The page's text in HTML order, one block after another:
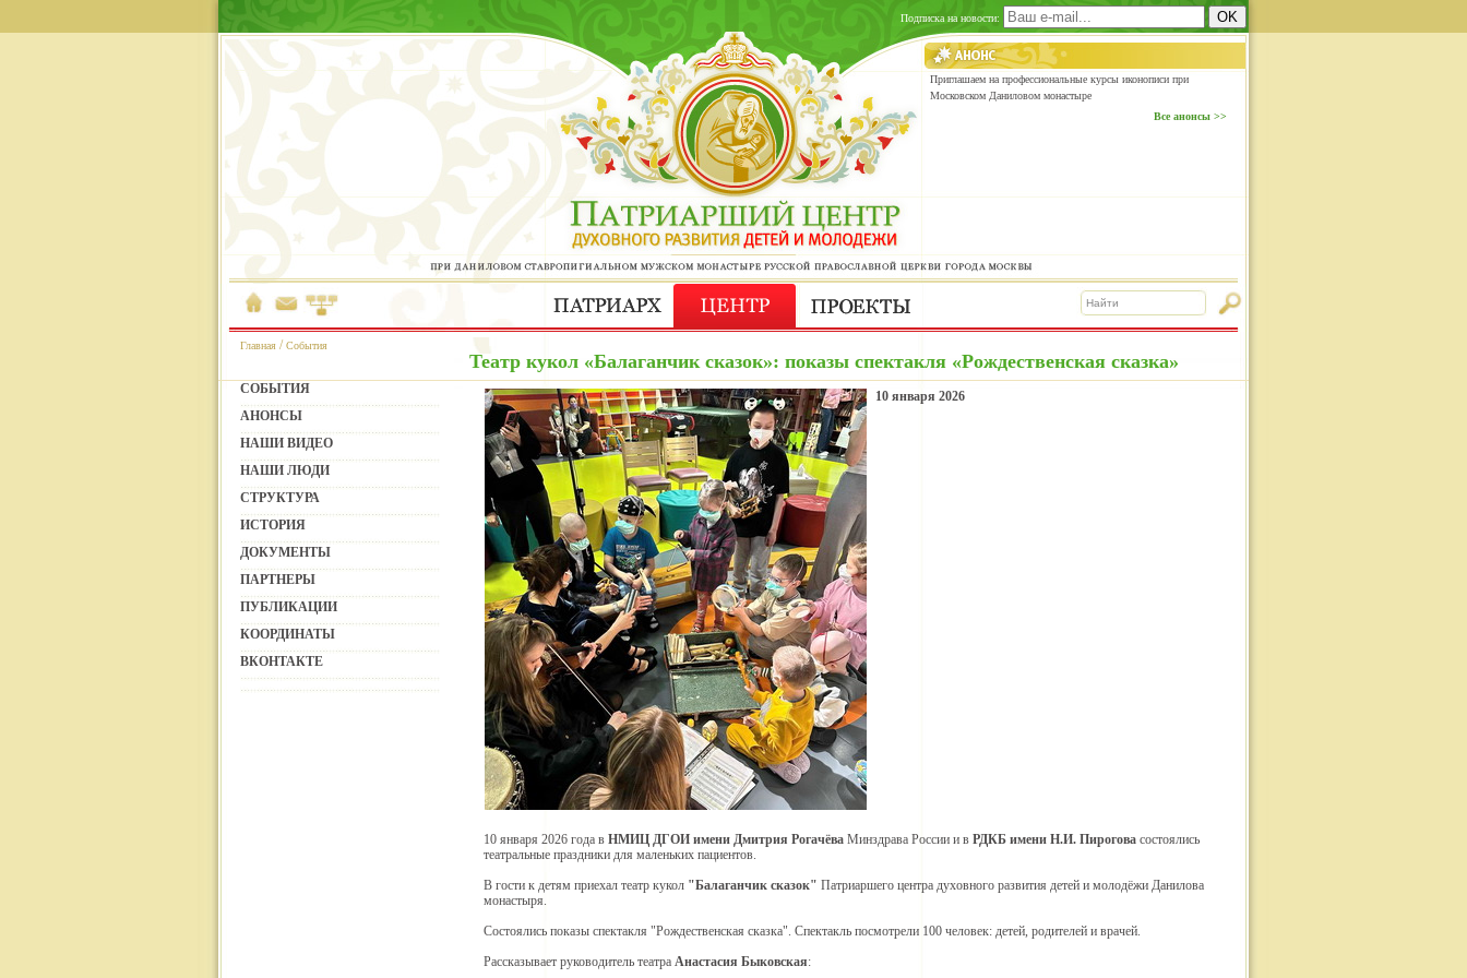
Подписка на новости:
Приглашаем на профессиональные курсы иконописи при
Московском Даниловом монастыре
Все анонсы >>
Главная /События
Театр кукол «Балаганчик сказок»: показы спектакля «Рождественская сказка»
СОБЫТИЯ
АНОНСЫ
НАШИ ВИДЕО
НАШИ ЛЮДИ
СТРУКТУРА
ИСТОРИЯ
ДОКУМЕНТЫ
ПАРТНЕРЫ
ПУБЛИКАЦИИ
КООРДИНАТЫ
ВКОНТАКТЕ
10 января 2026
10 января 2026 года в НМИЦ ДГОИ имени Дмитрия Рогачёва Минздрава России и в РДКБ имени Н.И. Пирогова состоялись
театральные праздники для маленьких пациентов.
В гости к детям приехал театр кукол "Балаганчик сказок" Патриаршего центра духовного развития детей и молодёжи Данилова
монастыря.
Состоялись показы спектакля "Рождественская сказка". Спектакль посмотрели 100 человек: детей, родителей и врачей.
Рассказывает руководитель театра Анастасия Быковская: